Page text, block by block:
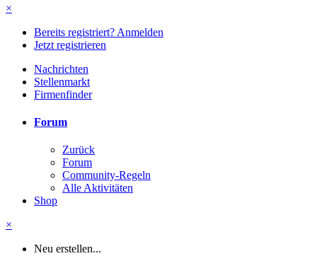
×
Bereits registriert? Anmelden
Jetzt registrieren
Nachrichten
Stellenmarkt
Firmenfinder
Forum
Zurück
Forum
Community-Regeln
Alle Aktivitäten
Shop
×
Neu erstellen...